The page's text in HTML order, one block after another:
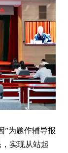
”为题作辅导报
实现从站起